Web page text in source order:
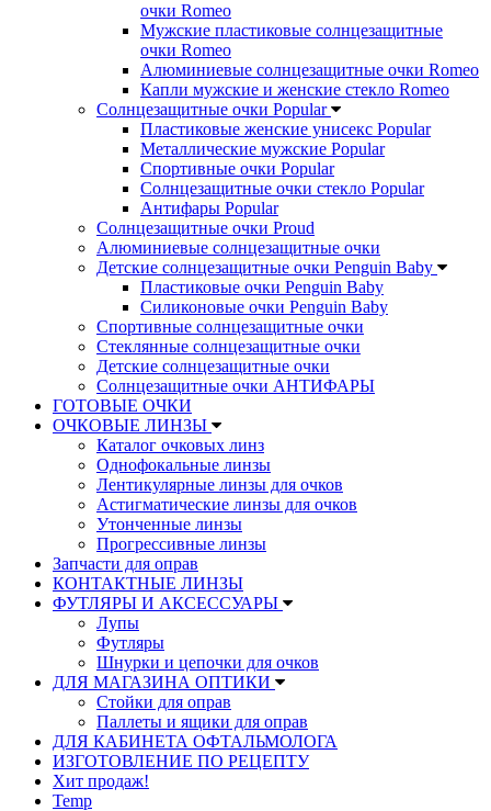
очки Romeo
Мужские пластиковые солнцезащитные
очки Romeo
Алюминиевые солнцезащитные очки Romeo
Капли мужские и женские стекло Romeo
Солнцезащитные очки Popular
Пластиковые женские унисекс Popular
Металлические мужские Popular
Спортивные очки Popular
Солнцезащитные очки стекло Popular
Aнтифары Popular
Солнцезащитные очки Proud
Алюминиевые солнцезащитные очки
Детские солнцезащитные очки Penguin Baby
Пластиковые очки Penguin Baby
Силиконовые очки Penguin Baby
Спортивные солнцезащитные очки
Стеклянные солнцезащитные очки
Детские солнцезащитные очки
Солнцезащитные очки АНТИФАРЫ
ГОТОВЫЕ ОЧКИ
ОЧКОВЫЕ ЛИНЗЫ
Каталог очковых линз
Однофокальные линзы
Лентикулярные линзы для очков
Астигматические линзы для очков
Утонченные линзы
Прогрессивные линзы
Запчасти для оправ
КОНТАКТНЫЕ ЛИНЗЫ
ФУТЛЯРЫ И АКСЕССУАРЫ
Лупы
Футляры
Шнурки и цепочки для очков
ДЛЯ МАГАЗИНА ОПТИКИ
Стойки для оправ
Паллеты и ящики для оправ
ДЛЯ КАБИНЕТА ОФТАЛЬМОЛОГА
ИЗГОТОВЛЕНИЕ ПО РЕЦЕПТУ
Хит продаж!
Temp